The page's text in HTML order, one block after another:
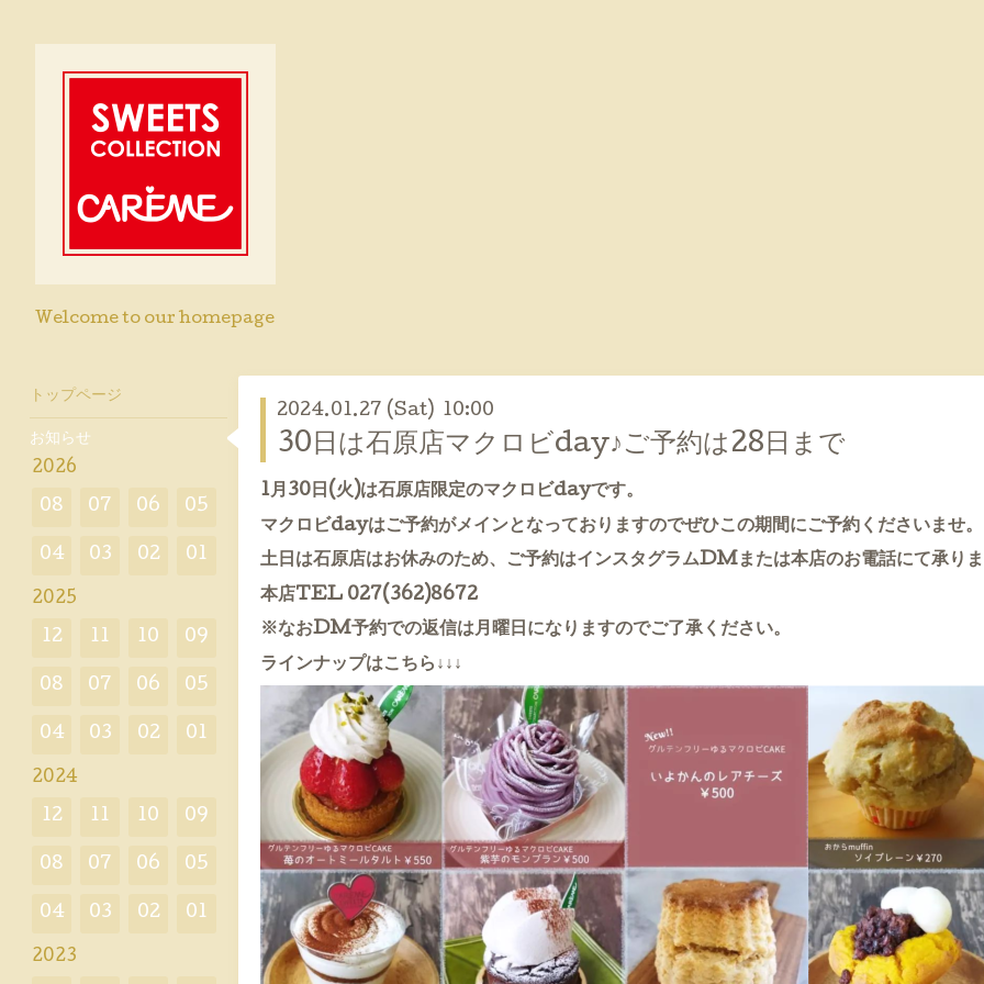
Welcome to our homepage
2024.01.27 (Sat) 10:00
30日は石原店マクロビday♪ご予約は28日まで
1月30日(火)は石原店限定のマクロビdayです。
マクロビdayはご予約がメインとなっておりますのでぜひこの期間にご予約くださいませ。
土日は石原店はお休みのため、ご予約はインスタグラムDMまたは本店のお電話にて承り
本店TEL 027(362)8672
※なおDM予約での返信は月曜日になりますのでご了承ください。
ラインナップはこちら↓↓↓
トップページ
お知らせ
2026
08 07 06 05
04 03 02 01
2025
12 11 10 09
08 07 06 05
04 03 02 01
2024
12 11 10 09
08 07 06 05
04 03 02 01
2023